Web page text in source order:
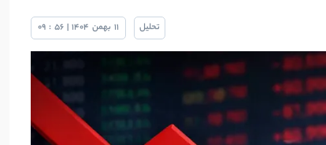
تحلیل 11 بهمن 1404
|
56
:
09